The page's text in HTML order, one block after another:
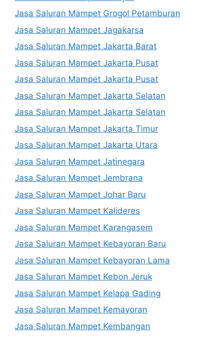
Jasa Saluran Mampet Grogol Petamburan
Jasa Saluran Mampet Jagakarsa
Jasa Saluran Mampet Jakarta Barat
Jasa Saluran Mampet Jakarta Pusat
Jasa Saluran Mampet Jakarta Pusat
Jasa Saluran Mampet Jakarta Selatan
Jasa Saluran Mampet Jakarta Selatan
Jasa Saluran Mampet Jakarta Timur
Jasa Saluran Mampet Jakarta Utara
Jasa Saluran Mampet Jatinegara
Jasa Saluran Mampet Jembrana
Jasa Saluran Mampet Johar Baru
Jasa Saluran Mampet Kalideres
Jasa Saluran Mampet Karangasem
Jasa Saluran Mampet Kebayoran Baru
Jasa Saluran Mampet Kebayoran Lama
Jasa Saluran Mampet Kebon Jeruk
Jasa Saluran Mampet Kelapa Gading
Jasa Saluran Mampet Kemayoran
Jasa Saluran Mampet Kembangan